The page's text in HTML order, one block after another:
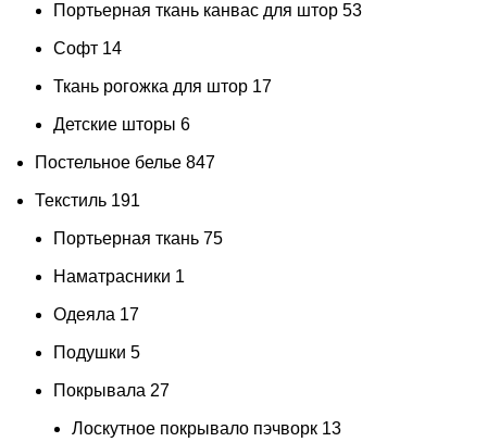
Портьерная ткань канвас для штор 53
Софт 14
Ткань рогожка для штор 17
Детские шторы 6
Постельное белье 847
Текстиль 191
Портьерная ткань 75
Наматрасники 1
Одеяла 17
Подушки 5
Покрывала 27
Лоскутное покрывало пэчворк 13